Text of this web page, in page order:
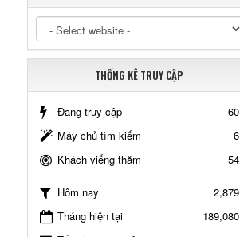
THỐNG KÊ TRUY CẬP
Đang truy cập
60
Máy chủ tìm kiếm
6
Khách viếng thăm
54
Hôm nay
2,879
Tháng hiện tại
189,080